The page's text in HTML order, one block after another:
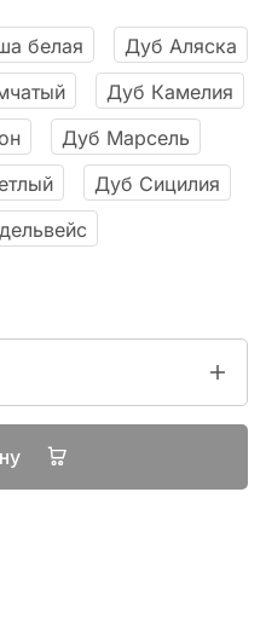
белая
Дуб Аляска
Дуб Камелия
Дуб Марсель
Дуб Сицилия